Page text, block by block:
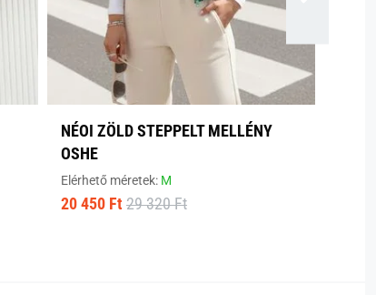
NÉOI ZÖLD STEPPELT MELLÉNY
OSHE
Elérhető méretek: M
20 450 Ft 29 320 Ft